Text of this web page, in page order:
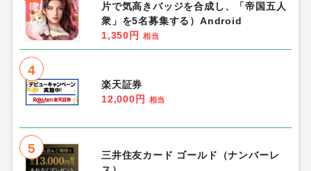
片で気高きバッジを合成し、「帝国五人
衆」を5名募集する）Android
1,350円
相当
4
楽天証券
12,000円
相当
5
三井住友カード ゴールド（ナンバーレ